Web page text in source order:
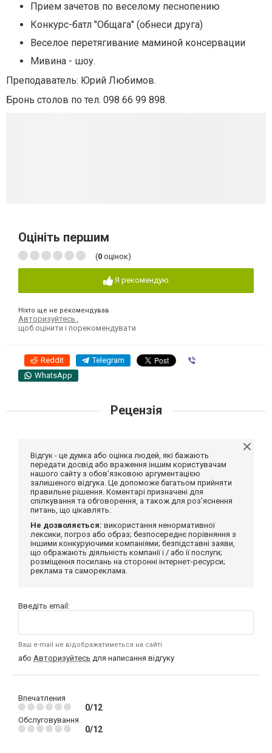
Прием зачетов по веселому песнопению
Конкурс-батл "Общага" (обнеси друга)
Веселое перетягивание маминой консервации
Мивина - шоу.
Преподаватель: Юрий Любимов.
Бронь столов по тел. 098 66 99 898.
Оцініть першим
(0 оцінок)
Я рекомендую
Ніхто ще не рекомендував
Авторизуйтесь
щоб оцінити і порекомендувати
Reddit Telegram
WhatsApp
Рецензія
Відгук - це думка або оцінка людей, які бажають
передати досвід або враження іншим користувачам
нашого сайту з обов'язковою аргументацією
залишеного відгука. Це допоможе багатьом прийняти
правильне рішення. Коментарі призначені для
спілкування та обговорення, а також для роз'яснення
питань, що цікавлять.
Не дозволяється: використання ненормативної
лексики, погроз або образ; безпосереднє порівняння з
іншими конкуруючими компаніями; безпідставні заяви,
що ображають діяльність компанії і / або її послуги;
розміщення посилань на сторонні інтернет-ресурси;
реклама та самореклама.
Введіть email:
Ваш e-mail не відображатиметься на сайті
або Авторизуйтесь для написання відгуку
Впечатления
0/12
Обслуговування
0/12